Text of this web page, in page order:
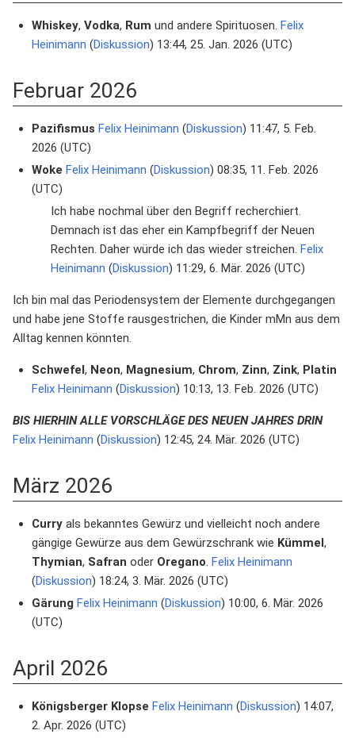
Whiskey, Vodka, Rum und andere Spirituosen. Felix
Heinimann (Diskussion) 13:44, 25. Jan. 2026 (UTC)
Februar 2026
Pazifismus Felix Heinimann (Diskussion) 11:47, 5. Feb.
2026 (UTC)
Woke Felix Heinimann (Diskussion) 08:35, 11. Feb. 2026
(UTC)
Ich habe nochmal über den Begriff recherchiert.
Demnach ist das eher ein Kampfbegriff der Neuen
Rechten. Daher würde ich das wieder streichen. Felix
Heinimann (Diskussion) 11:29, 6. Mär. 2026 (UTC)
Ich bin mal das Periodensystem der Elemente durchgegangen
und habe jene Stoffe rausgestrichen, die Kinder mMn aus dem
Alltag kennen könnten.
Schwefel, Neon, Magnesium, Chrom, Zinn, Zink, Platin
Felix Heinimann (Diskussion) 10:13, 13. Feb. 2026 (UTC)
BIS HIERHIN ALLE VORSCHLÄGE DES NEUEN JAHRES DRIN
Felix Heinimann (Diskussion) 12:45, 24. Mär. 2026 (UTC)
März 2026
Curry als bekanntes Gewürz und vielleicht noch andere
gängige Gewürze aus dem Gewürzschrank wie Kümmel,
Thymian, Safran oder Oregano. Felix Heinimann
(Diskussion) 18:24, 3. Mär. 2026 (UTC)
Gärung Felix Heinimann (Diskussion) 10:00, 6. Mär. 2026
(UTC)
April 2026
Königsberger Klopse Felix Heinimann (Diskussion) 14:07,
2. Apr. 2026 (UTC)